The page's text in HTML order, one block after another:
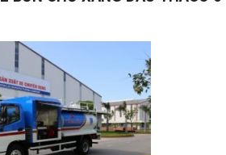
Add to
Wishlist